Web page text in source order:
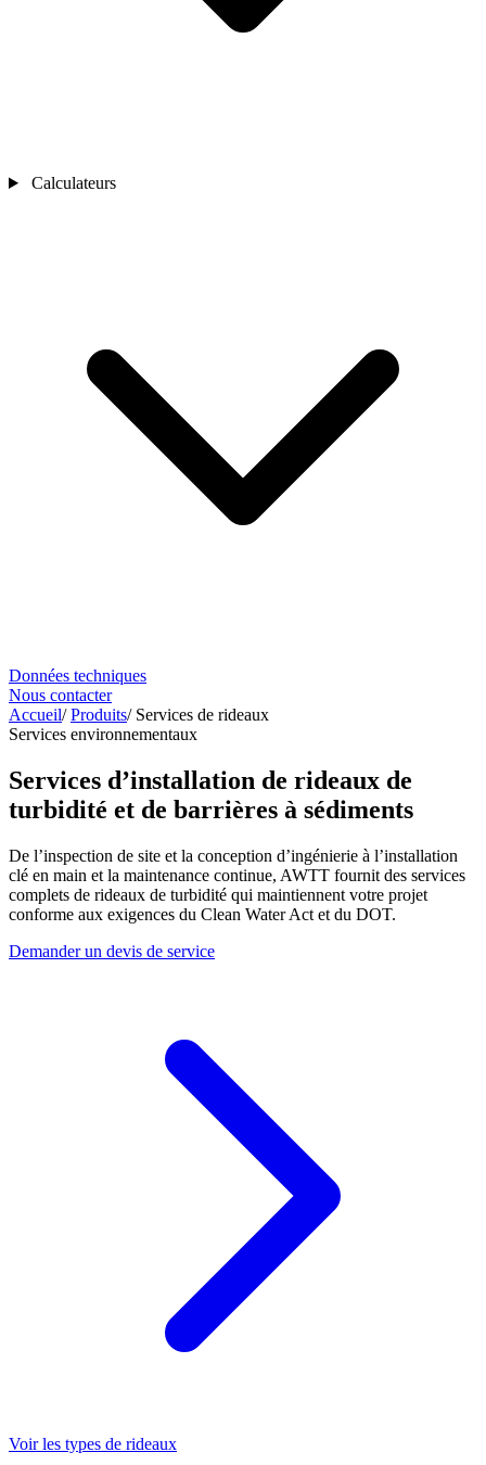
Calculateurs
Données techniques
Nous contacter
Accueil/ Produits/ Services de rideaux
Services environnementaux
Services d’installation de rideaux de
turbidité et de barrières à sédiments
De l’inspection de site et la conception d’ingénierie à l’installation
clé en main et la maintenance continue, AWTT fournit des services
complets de rideaux de turbidité qui maintiennent votre projet
conforme aux exigences du Clean Water Act et du DOT.
Demander un devis de service
Voir les types de rideaux